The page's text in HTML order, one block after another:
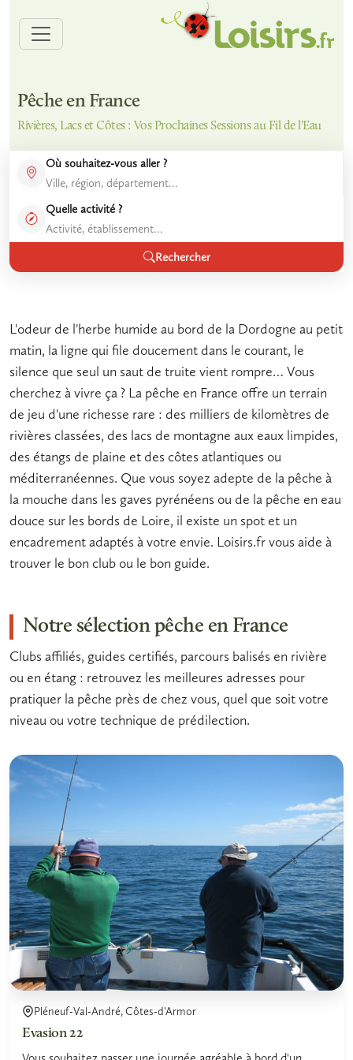
Pêche en France
Rivières, Lacs et Côtes : Vos Prochaines Sessions au Fil de l'Eau
Où souhaitez-vous aller ?
Quelle activité ?
Rechercher
L'odeur de l'herbe humide au bord de la Dordogne au petit
matin, la ligne qui file doucement dans le courant, le
silence que seul un saut de truite vient rompre… Vous
cherchez à vivre ça ? La pêche en France offre un terrain
de jeu d'une richesse rare : des milliers de kilomètres de
rivières classées, des lacs de montagne aux eaux limpides,
des étangs de plaine et des côtes atlantiques ou
méditerranéennes. Que vous soyez adepte de la pêche à
la mouche dans les gaves pyrénéens ou de la pêche en eau
douce sur les bords de Loire, il existe un spot et un
encadrement adaptés à votre envie. Loisirs.fr vous aide à
trouver le bon club ou le bon guide.
Notre sélection pêche en France
Clubs affiliés, guides certifiés, parcours balisés en rivière
ou en étang : retrouvez les meilleures adresses pour
pratiquer la pêche près de chez vous, quel que soit votre
niveau ou votre technique de prédilection.
Pléneuf-Val-André, Côtes-d'Armor
Evasion 22